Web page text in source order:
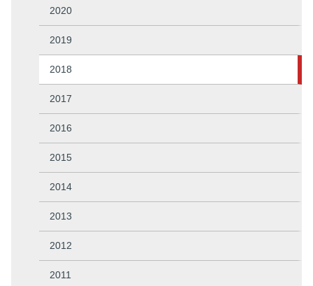
2020
2019
2018
2017
2016
2015
2014
2013
2012
2011